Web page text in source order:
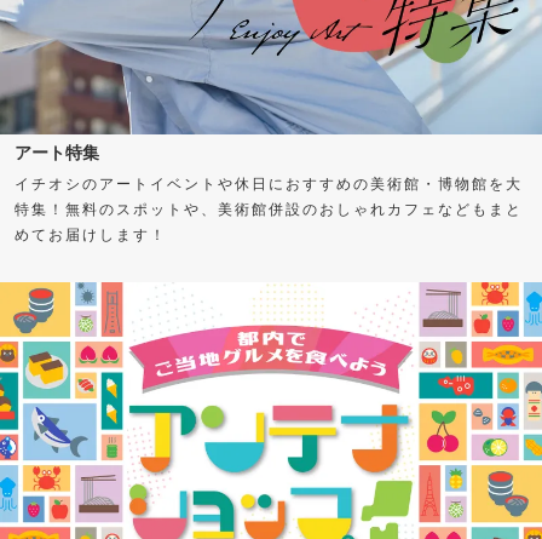
アート特集
イチオシのアートイベントや休日におすすめの美術館・博物館を大
特集！無料のスポットや、美術館併設のおしゃれカフェなどもまと
めてお届けします！